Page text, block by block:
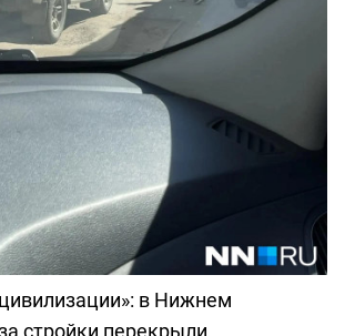
в Нижнем
стройки перекрыли